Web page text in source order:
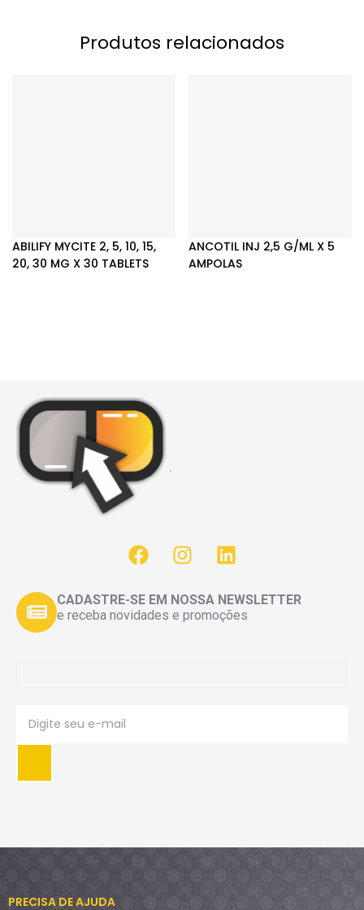
Produtos relacionados
ABILIFY MYCITE 2, 5, 10, 15,
20, 30 MG X 30 TABLETS
ANCOTIL INJ 2,5 G/ML X 5
AMPOLAS
CADASTRE-SE EM NOSSA NEWSLETTER
e receba novidades e promoções
PRECISA DE AJUDA